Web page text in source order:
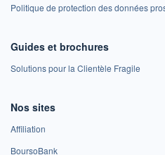
Politique de protection des données
Guides et brochures
Solutions pour la Clientèle Fragile
Nos sites
Affiliation
BoursoBank